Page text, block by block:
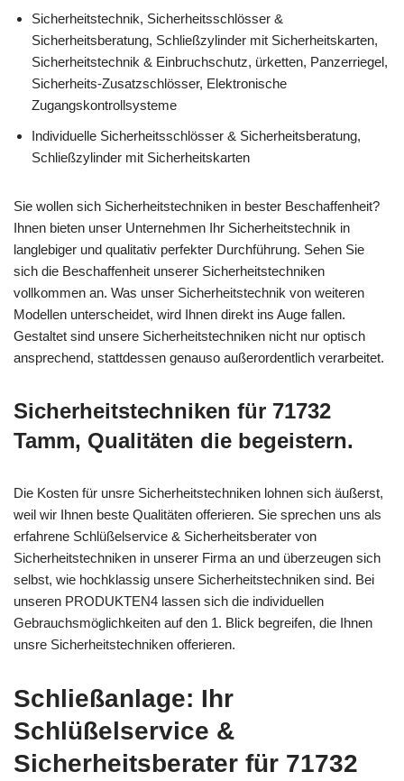
Sicherheitstechnik, Sicherheitsschlösser &
Sicherheitsberatung, Schließzylinder mit Sicherheitskarten,
Sicherheitstechnik & Einbruchschutz, ürketten, Panzerriegel,
Sicherheits-Zusatzschlösser, Elektronische
Zugangskontrollsysteme
Individuelle Sicherheitsschlösser & Sicherheitsberatung,
Schließzylinder mit Sicherheitskarten
Sie wollen sich Sicherheitstechniken in bester Beschaffenheit?
Ihnen bieten unser Unternehmen Ihr Sicherheitstechnik in
langlebiger und qualitativ perfekter Durchführung. Sehen Sie
sich die Beschaffenheit unserer Sicherheitstechniken
vollkommen an. Was unser Sicherheitstechnik von weiteren
Modellen unterscheidet, wird Ihnen direkt ins Auge fallen.
Gestaltet sind unsere Sicherheitstechniken nicht nur optisch
ansprechend, stattdessen genauso außerordentlich verarbeitet.
Sicherheitstechniken für 71732
Tamm, Qualitäten die begeistern.
Die Kosten für unsre Sicherheitstechniken lohnen sich äußerst,
weil wir Ihnen beste Qualitäten offerieren. Sie sprechen uns als
erfahrene Schlüßelservice & Sicherheitsberater von
Sicherheitstechniken in unserer Firma an und überzeugen sich
selbst, wie hochklassig unsere Sicherheitstechniken sind. Bei
unseren PRODUKTEN4 lassen sich die individuellen
Gebrauchsmöglichkeiten auf den 1. Blick begreifen, die Ihnen
unsre Sicherheitstechniken offerieren.
Schließanlage: Ihr
Schlüßelservice &
Sicherheitsberater für 71732